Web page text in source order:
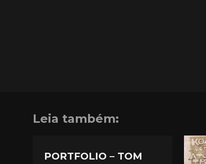
Leia também:
PORTFOLIO – TOM